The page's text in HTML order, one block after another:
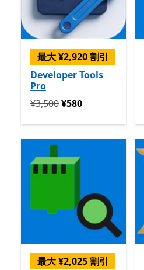
最大 ¥2,920 割引
Developer Tools
Pro
定価 ¥3,500 今すぐ ¥580
¥3,500¥580
最大 ¥2,025 割引